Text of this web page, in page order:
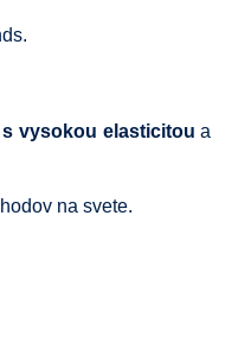
s vysokou elasticitou a
na svete.